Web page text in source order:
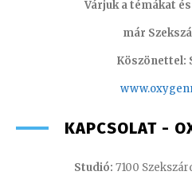
Várjuk a témákat
már
Köszönettel:
KAPCSOLAT -
Studió: 7100